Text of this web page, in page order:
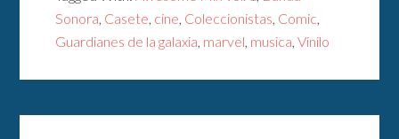
Sonora Casete cine Coleccionistas Comic
Guardianes de la galaxia marvel musica ,Vinilo